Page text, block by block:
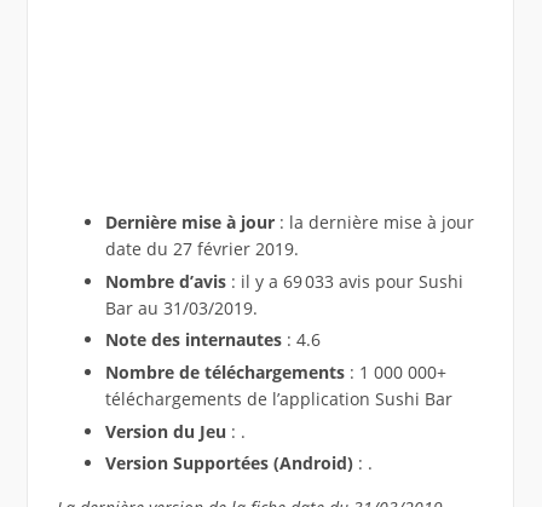
Dernière mise à jour: la dernière mise à jour
date du 27 février 2019.
Nombre d’avis: il y a 69 033 avis pour Sushi
Bar au 31/03/2019.
Note des internautes: 4.6
Nombre de téléchargements : 1 000 000+
téléchargements de l’application Sushi Bar
Version du Jeu : .
Version Supportées (Android): .